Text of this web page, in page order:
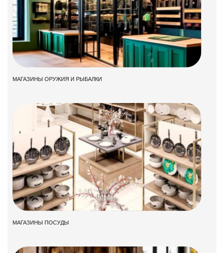
МАГАЗИНЫ ОРУЖИЯ И РЫБАЛКИ
МАГАЗИНЫ ПОСУДЫ